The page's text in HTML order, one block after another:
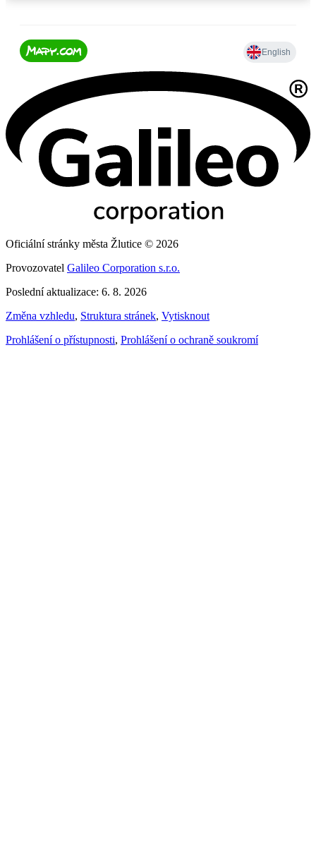
Oficiální stránky města Žlutice © 2026
Provozovatel Galileo Corporation s.r.o.
Poslední aktualizace: 6. 8. 2026
Změna vzhledu, Struktura stránek, Vytisknout
Prohlášení o přístupnosti, Prohlášení o ochraně soukromí